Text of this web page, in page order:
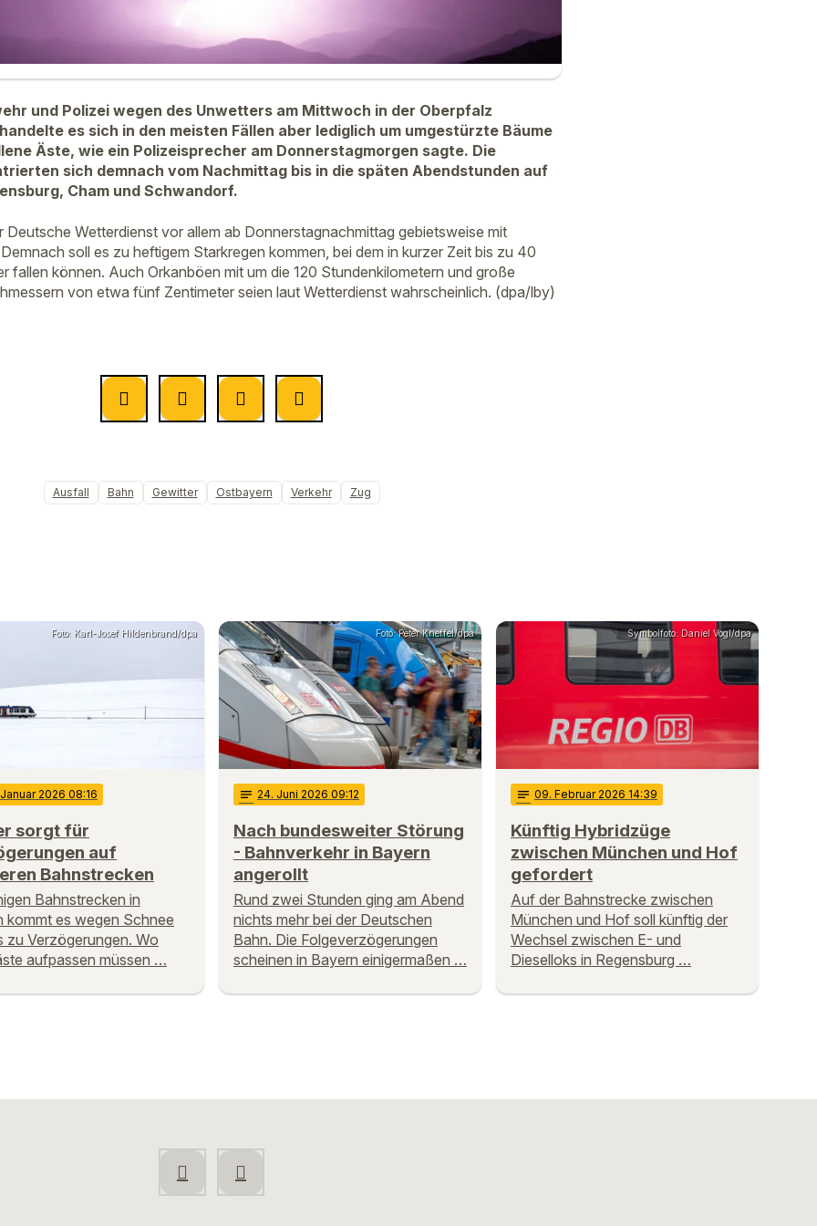
und Polizei wegen des Unwetters am Mittwoch in der Oberpfalz
es sich in den meisten Fällen aber lediglich um umgestürzte Bäume
Äste, wie ein Polizeisprecher am Donnerstagmorgen sagte. Die
sich demnach vom Nachmittag bis in die späten Abendstunden auf
Cham und Schwandorf.
Deutsche Wetterdienst vor allem ab Donnerstagnachmittag gebietsweise mit
soll es zu heftigem Starkregen kommen, bei dem in kurzer Zeit bis zu 40
fallen können. Auch Orkanböen mit um die 120 Stundenkilometern und große
von etwa fünf Zentimeter seien laut Wetterdienst wahrscheinlich. (dpa/lby)
Ausfall Bahn Gewitter Ostbayern Verkehr Zug
Foto: Karl-Josef Hildenbrand/dpa
2026 08:16
sorgt für
auf
Bahnstrecken
Bahnstrecken in
kommt es wegen Schnee
zu Verzögerungen. Wo
aufpassen müssen …
Foto: Peter Kneffel/dpa
notes 24. Juni 2026 09:12
Nach bundesweiter Störung
- Bahnverkehr in Bayern
angerollt
Rund zwei Stunden ging am Abend
nichts mehr bei der Deutschen
Bahn. Die Folgeverzögerungen
scheinen in Bayern einigermaßen …
Symbolfoto: Daniel Vogl/dpa
notes 09. Februar 2026 14:39
Künftig Hybridzüge
zwischen München und Hof
gefordert
Auf der Bahnstrecke zwischen
München und Hof soll künftig der
Wechsel zwischen E- und
Dieselloks in Regensburg …